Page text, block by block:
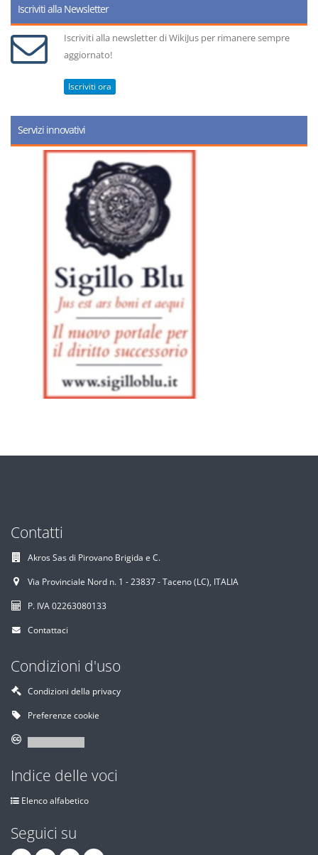
Iscriviti alla Newsletter
Iscriviti alla newsletter di WikiJus per rimanere sempre
aggiornato!
Iscriviti ora
Servizi innovativi
Contatti
Akros Sas di Pirovano Brigida e C.
Via Provinciale Nord n. 1 - 23837 - Taceno (LC), ITALIA
P. IVA 02263080133
Contattaci
Condizioni d'uso
Condizioni della privacy
Preferenze cookie
Indice delle voci
Elenco alfabetico
Seguici su